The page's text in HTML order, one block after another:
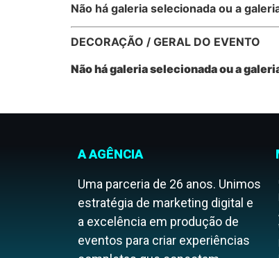
Não há galeria selecionada ou a
DECORAÇÃO / GERAL DO EVENTO
Não há galeria selecionada ou a
A AGÊNCIA
Uma parceria de 26 anos. Unimos
estratégia de marketing digital e
a excelência em produção de
eventos para criar experiências